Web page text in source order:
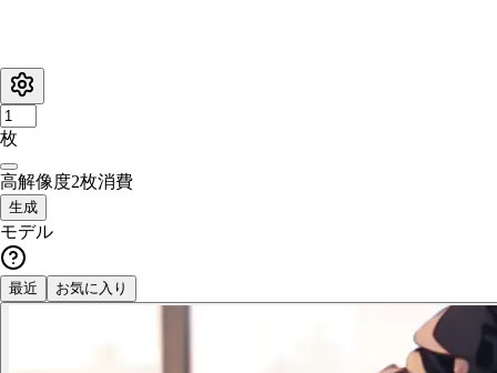
枚
高解像度2枚消費
生成
モデル
最近 お気に入り